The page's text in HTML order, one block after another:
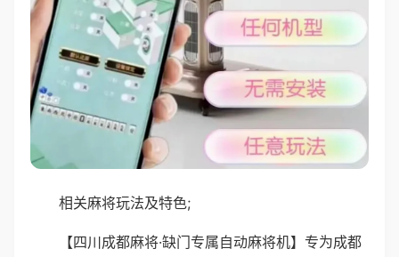
相关麻将玩法及特色;
【四川成都麻将·缺门专属自动麻将机】专为成都